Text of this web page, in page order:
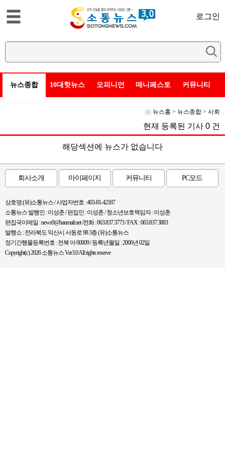
로그인
뉴스종합 10대핫뉴스 오피니언 매니페스토 커뮤니티
뉴스홈 > 뉴스종합 > 사회
현재 등록된 기사 0 건
해당섹션에 뉴스가 없습니다
회사소개 마이페이지 커뮤니티 PC모드
상호명:(유)소통뉴스 / 사업자번호 : 403-81-42187
소통뉴스 발행인 : 이성춘 / 편집인 : 이성춘 / 청소년보호책임자 : 이성춘
편집국이메일 : news9@hanmail.net /전화 : 063.837.3773 / FAX : 063.837.3883
발행소 : 전라북도 익산시 서동로 98 3층 (유)소통뉴스
정기간행물등록번호 : 전북 아 00009 / 등록년월일 : 2006년 02일
Copyright(c) 2026 소통뉴스 Ver3.0 All rights reserve